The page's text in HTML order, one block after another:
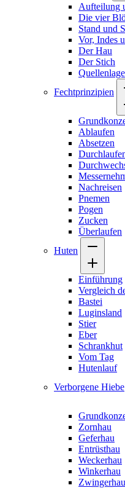
Aufteilung
Die vier
Stand und
Vor, Indes
Der Hau
Der Stich
Quellenlage
Fechtprinzipien
Ablaufen
Absetzen
Nachreisen
Pnemen
Pogen
Zucken
Überlaufen
Huten
Einführung
Vergleich
Bastei
Luginsland
Stier
Eber
Schrankhut
Vom Tag
Hutenlauf
Verborgene Hiebe
Zornhau
Geferhau
Entrüsthau
Weckerhau
Winkerhau
Zwingerhau